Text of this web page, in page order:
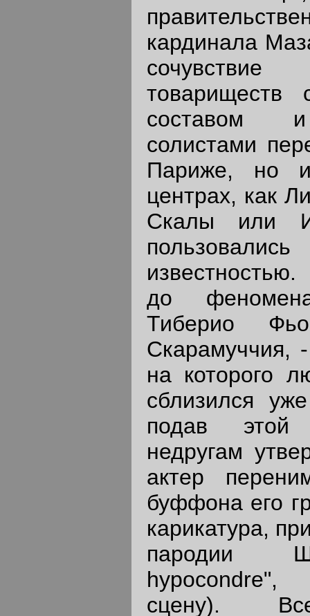
кардинала
товариществ
составом и
солистами
Париже, но
центрах, как
Скалы или
до
Тиберио
Скарамуччия,
на которого
сблизился
подав этой
недругам
актер
буффона его
карикатура,
пародии
hypocondre",
сцену).